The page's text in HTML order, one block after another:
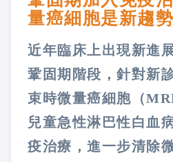
量癌細胞是新趨勢
近年臨床上出現新進
鞏固期階段，針對新
束時微量癌細胞（
兒童急性淋巴性白血
疫治療，進一步清除